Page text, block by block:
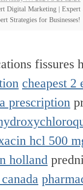
Digital Marketing | Expert
Strategies for Businesses!
fissures
cheapest 2
prescription
hcl 500
holland